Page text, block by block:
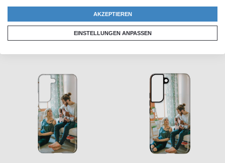
Ähnliche Produkte
AKZEPTIEREN
EINSTELLUNGEN ANPASSEN